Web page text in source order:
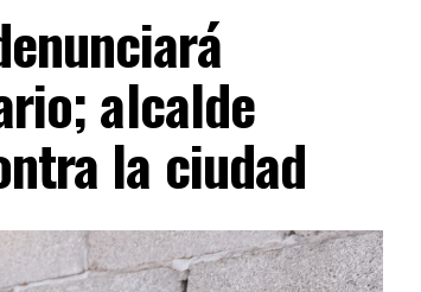
alcalde
la ciudad